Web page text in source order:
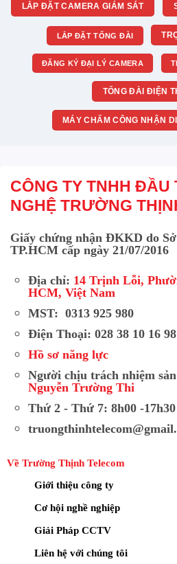
LẮP ĐẶT CAMERA GIÁM SÁT
LẮP ĐẶT TỔNG ĐÀI
ĐĂNG KÝ ĐẠI LÝ CAMERA
TỔNG ĐÀI ĐIỆN
MÁY CHẤM CÔNG NHẬN
CÔNG TY TNHH ĐẦU
NGHỆ TRƯỜNG
Giấy chứng nhận ĐKKD do
TP.HCM cấp ngày 21/07/2016
Địa chỉ: 14 Trịnh Lỗi,
HCM, Việt Nam
MST: 0313 925 980
Điện Thoại: 028 38 10 16
Hồ sơ năng lực
Người chịu trách nhiệm
Nguyễn Trường Thi
Thứ 2 - Thứ 7: 8h00 -17h30
Về Trường Thịnh Telecom
Giới thiệu công ty
Cơ hội nghề nghiệp
Giải Pháp CCTV
Liên hệ với chúng tôi